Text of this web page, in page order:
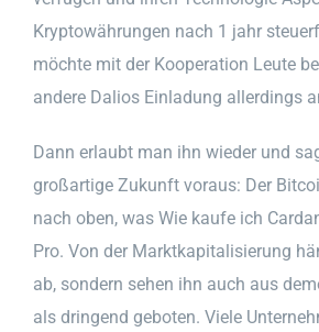
Kryptowährungen nach 1 jahr
möchte mit der Kooperation Leute
andere Dalios Einladung allerdings
Dann erlaubt man ihn wieder und
großartige Zukunft voraus: Der
nach oben, was Wie kaufe ich
Pro. Von der Marktkapitalisierung
ab, sondern sehen ihn auch aus
als dringend geboten. Viele